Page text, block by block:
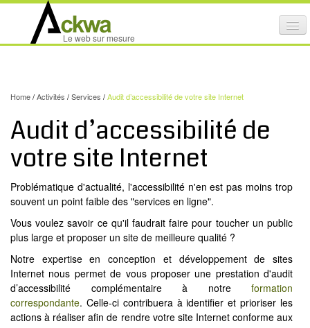
le
Le web sur mesure
MAINTENANCE DE SITES INTERNET
NOS PRODUITS
NOS FORMATIONS
AUDIT D’ACCESSIBILITÉ INTERNET
PORTFOLIO
RÉFÉRENCES
PARTENAIRES
MODX
Home/Activités /Services /Audit d’accessibilité de votre site Internet
Audit d’accessibilité de
votre site Internet
Problématique d'actualité, l'accessibilité n'en est pas moins trop
souvent un point faible des "services en ligne".
Vous voulez savoir ce qu'il faudrait faire pour toucher un public
plus large et proposer un site de meilleure qualité ?
Notre expertise en conception et développement de sites
Internet nous permet de vous proposer une prestation d'audit
d’accessibilité complémentaire à notre formation
correspondante. Celle-ci contribuera à identifier et prioriser les
actions à réaliser afin de rendre votre site Internet conforme aux